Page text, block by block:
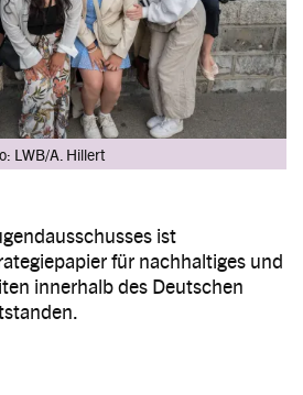
LWB/A. Hillert
ist
für nachhaltiges und
innerhalb des Deutschen